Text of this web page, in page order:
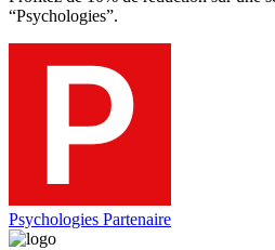
“Psychologies”.
Psychologies Partenaire